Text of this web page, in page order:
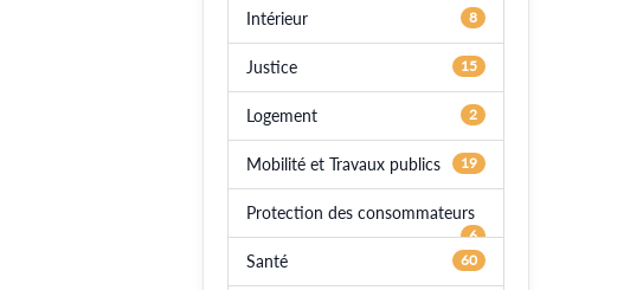
Intérieur 8
Justice 15
Logement 2
Mobilité et Travaux publics 19
Protection des consommateurs
6
Santé 60